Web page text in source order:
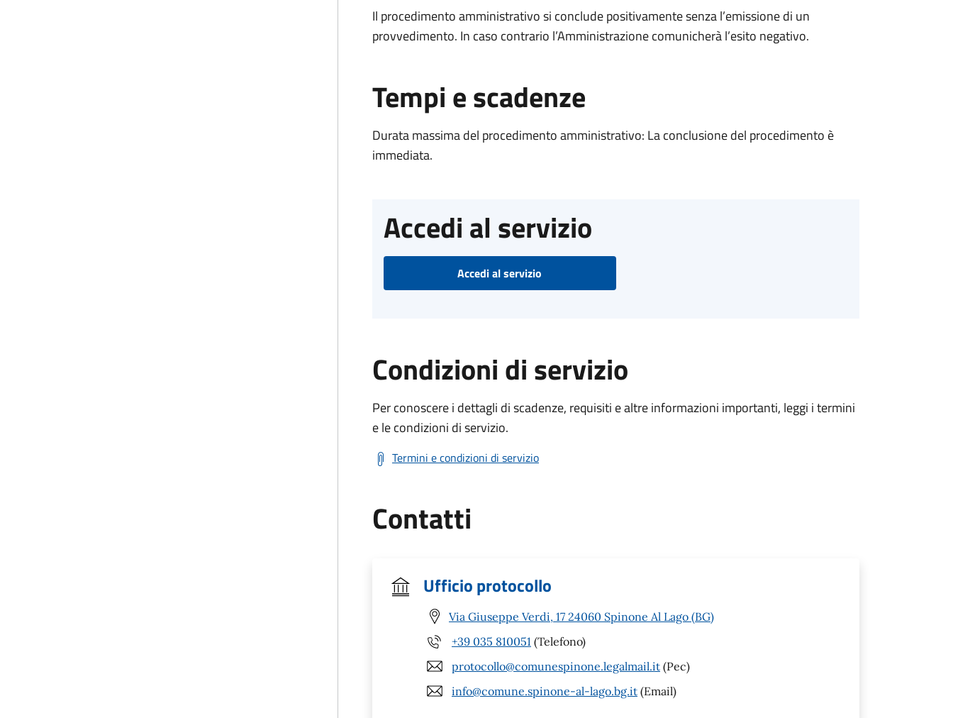
Il procedimento amministrativo si conclude positivamente senza l’emissione di un
provvedimento. In caso contrario l’Amministrazione comunicherà l’esito negativo.
Tempi e scadenze
Durata massima del procedimento amministrativo: La conclusione del procedimento è
immediata.
Accedi al servizio
Accedi al servizio
Condizioni di servizio
Per conoscere i dettagli di scadenze, requisiti e altre informazioni importanti, leggi i termini
e le condizioni di servizio.
Termini e condizioni di servizio
Contatti
Ufficio protocollo
Via Giuseppe Verdi, 17 24060 Spinone Al Lago (BG)
+39 035 810051 (Telefono)
protocollo@comunespinone.legalmail.it (Pec)
info@comune.spinone-al-lago.bg.it (Email)